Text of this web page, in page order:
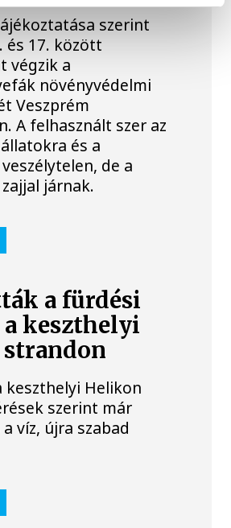
szerint
és 17. között
végzik a
növényvédelmi
Veszprém
A felhasznált szer az
és a
de a
járnak.
a fürdési
keszthelyi
keszthelyi Helikon
szerint már
víz, újra szabad